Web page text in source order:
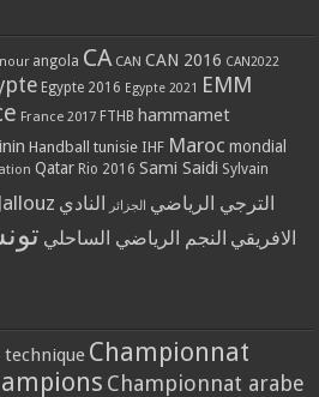
angola CA CAN CAN 2016 CAN2022
Egypte 2016 Egypte 2021 EMM
France 2017 FTHB hammamet
Handball tunisie IHF Maroc mondial
Qatar Rio 2016 Sami Saidi Sylvain
الترجي الرياضي الجزائر النادي
الافريقي النجم الرياضي الساحلي
technique Championnat
Championnat arabe